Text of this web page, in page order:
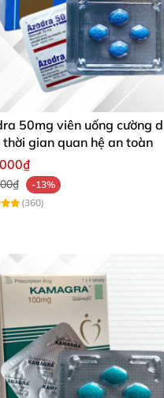
50mg viên uống cường
gian quan hệ an toàn
-13%
(360)